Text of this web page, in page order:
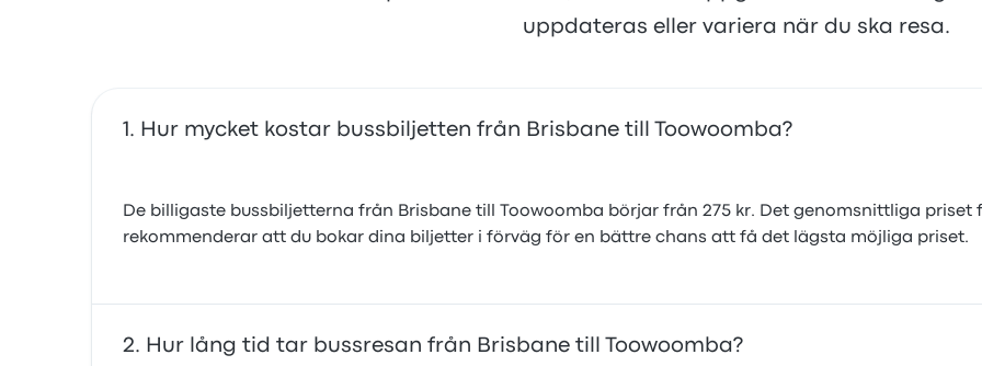
uppdateras eller variera när du ska resa.
Hur mycket kostar bussbiljetten från Brisbane till Toowoomba?
De billigaste bussbiljetterna från Brisbane till Toowoomba börjar från 275 kr. Det genomsnittliga priset
rekommenderar att du bokar dina biljetter i förväg för en bättre chans att få det lägsta möjliga priset.
Hur lång tid tar bussresan från Brisbane till Toowoomba?